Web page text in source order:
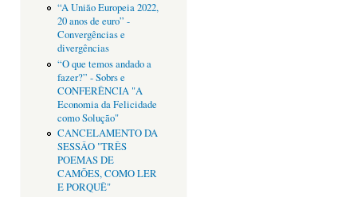
“A União Europeia 2022,
20 anos de euro” -
Convergências e
divergências
“O que temos andado a
fazer?” - Sobrs e
CONFERÊNCIA "A
Economia da Felicidade
como Solução"
CANCELAMENTO DA
SESSÂO "TRÊS
POEMAS DE
CAMÕES, COMO LER
E PORQUÊ"